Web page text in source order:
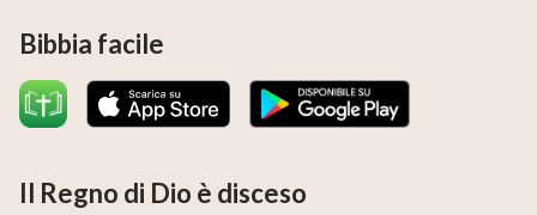
Bibbia facile
Il Regno di Dio è disceso